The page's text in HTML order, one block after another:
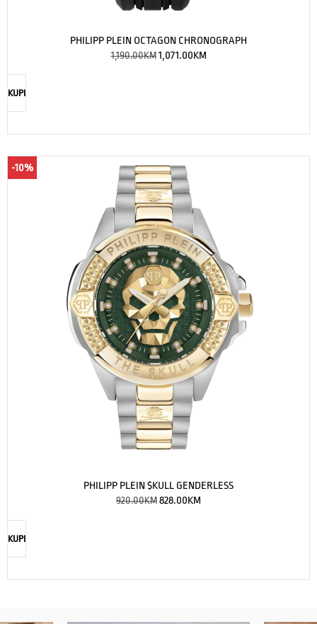
PHILIPP PLEIN OCTAGON CHRONOGRAPH
1,190.00KM 1,071.00KM
KUPI
-10%
PHILIPP PLEIN $KULL GENDERLESS
920.00KM828.00KM
KUPI